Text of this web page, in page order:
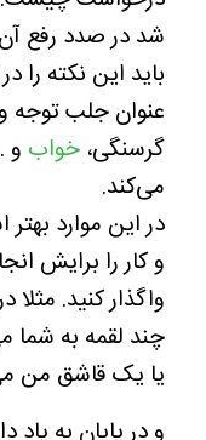
شد در صدد رفع آن
باید این نکته
عنوان جلب توجه
گرسنگی، خواب و
می‌کند.
در این موارد
و کار را برایش
واگذار کنید.
چند لقمه به شما
یا یک قاشق من